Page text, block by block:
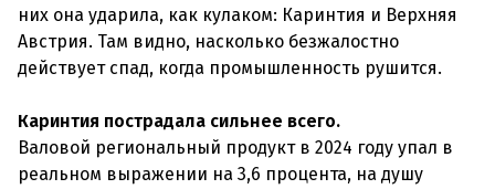
них она ударила, как кулаком: Каринтия и Верхняя
Австрия. Там видно, насколько безжалостно
действует спад, когда промышленность рушится.
Каринтия пострадала сильнее всего.
Валовой региональный продукт в 2024 году упал в
реальном выражении на 3,6 процента, на душу